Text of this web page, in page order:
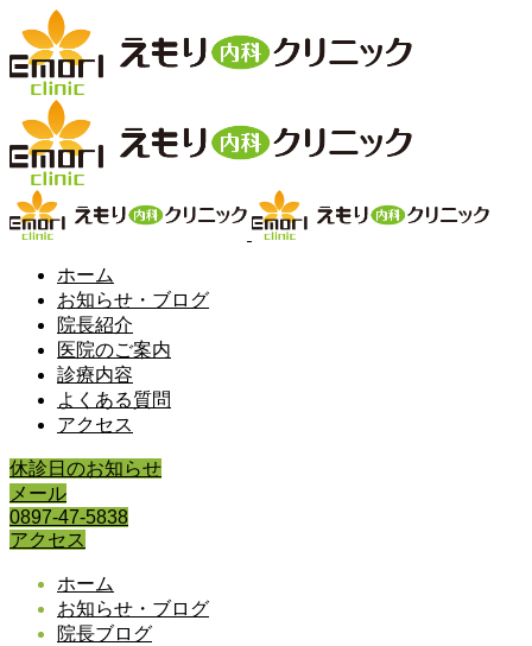
ホーム
お知らせ・ブログ
院長紹介
医院のご案内
診療内容
よくある質問
アクセス
休診日のお知らせ
メール
0897-47-5838
アクセス
ホーム
お知らせ・ブログ
院長ブログ